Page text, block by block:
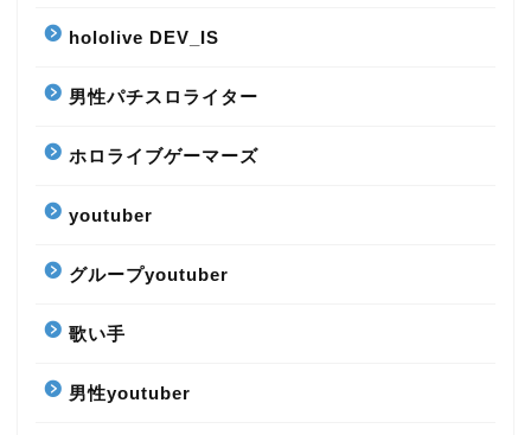
hololive DEV_IS
男性パチスロライター
ホロライブゲーマーズ
youtuber
グループyoutuber
歌い手
男性youtuber